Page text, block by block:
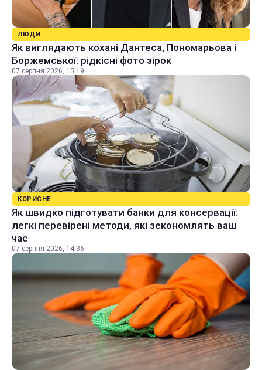
ЛЮДИ
Як виглядають кохані Дантеса, Пономарьова і
Боржемської: рідкісні фото зірок
07 серпня 2026, 15:19
КОРИСНЕ
Як швидко підготувати банки для консервації:
легкі перевірені методи, які зекономлять ваш
час
07 серпня 2026, 14:36